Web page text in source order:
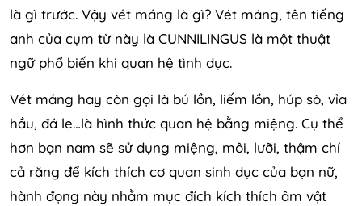
là gì trước. Vậy vét máng là gì? Vét máng, tên tiếng
anh của cụm từ này là CUNNILINGUS là một thuật
ngữ phổ biến khi quan hệ tình dục.
Vét máng hay còn gọi là bú lồn, liếm lồn, húp sò, vỉa
hầu, đá le…là hình thức quan hệ bằng miệng. Cụ thể
hơn bạn nam sẽ sử dụng miệng, môi, lưỡi, thậm chí
cả răng để kích thích cơ quan sinh dục của bạn nữ,
hành đọng này nhằm mục đích kích thích âm vật